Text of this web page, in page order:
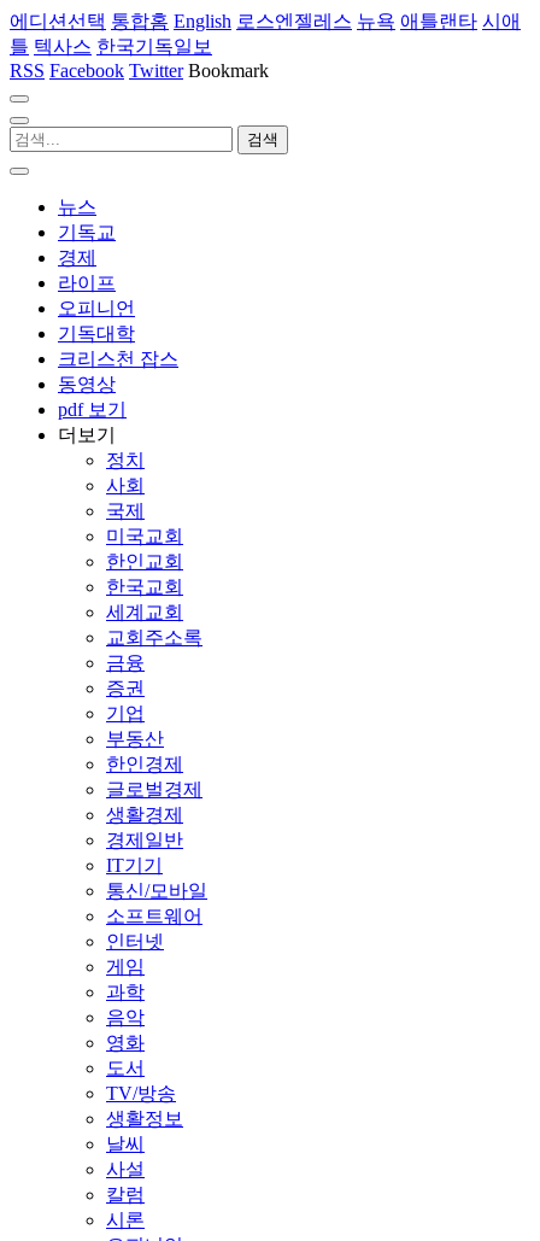
에디션선택 통합홈 English 로스엔젤레스 뉴욕 애틀랜타 시애
틀 텍사스 한국기독일보
RSS Facebook Twitter Bookmark
뉴스
기독교
경제
라이프
오피니언
기독대학
크리스천 잡스
동영상
pdf 보기
더보기
정치
사회
국제
미국교회
한인교회
한국교회
세계교회
교회주소록
금융
증권
기업
부동산
한인경제
글로벌경제
생활경제
경제일반
IT기기
통신/모바일
소프트웨어
인터넷
게임
과학
음악
영화
도서
TV/방송
생활정보
날씨
사설
칼럼
시론